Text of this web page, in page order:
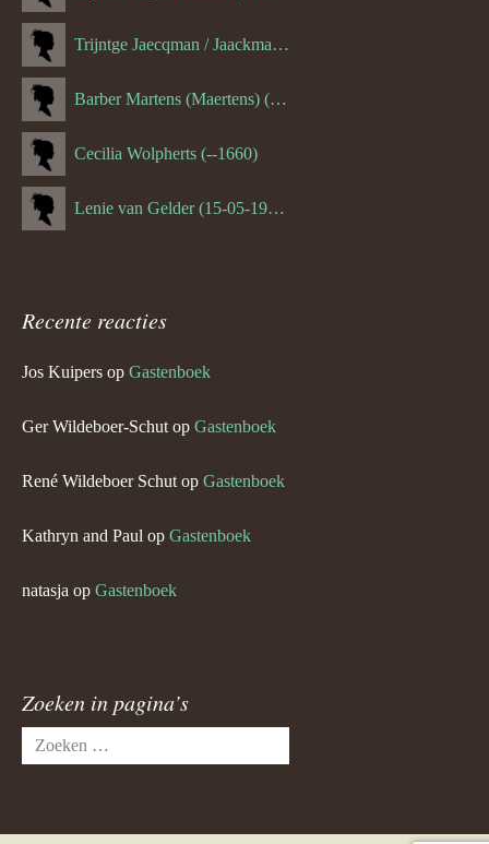
Trijntge Jaecqman / Jaackman (--1651)
Barber Martens (Maertens) (--1658)
Cecilia Wolpherts (--1660)
Lenie van Gelder (15-05-1970)
Recente reacties
Jos Kuipers op Gastenboek
Ger Wildeboer-Schut op Gastenboek
René Wildeboer Schut op Gastenboek
Kathryn and Paul op Gastenboek
natasja op Gastenboek
Zoeken in pagina’s
Zoeken
naar: